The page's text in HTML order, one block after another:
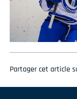
Partager cet article